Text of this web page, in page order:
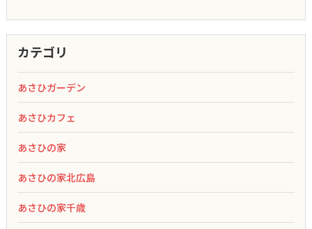
カテゴリ
あさひガーデン
あさひカフェ
あさひの家
あさひの家北広島
あさひの家千歳